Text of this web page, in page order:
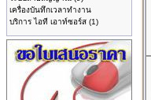
เครื่องบันทึกเวลาทำงาน
บริการ ไอที เอาท์ซอร์ส (1)